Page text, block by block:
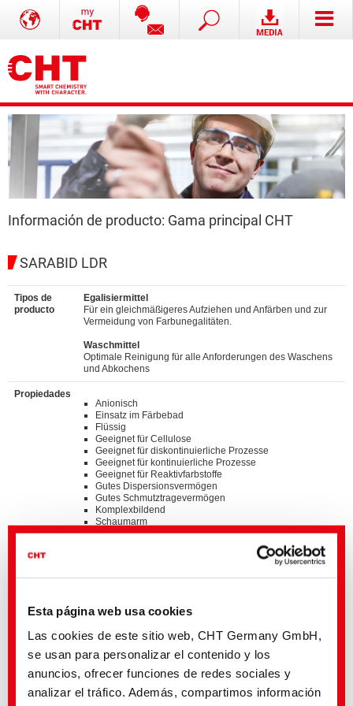
Esta página web usa cookies
Las cookies de este sitio web, CHT Germany GmbH,
se usan para personalizar el contenido y los
anuncios, ofrecer funciones de redes sociales y
analizar el tráfico. Además, compartimos información
Información de producto: Gama principal CHT
SARABID LDR
Tipos de
producto
Egalisiermittel
Für ein gleichmäßigeres Aufziehen und Anfärben und zur
Vermeidung von Farbunegalitäten.
Waschmittel
Optimale Reinigung für alle Anforderungen des Waschens
und Abkochens
Propiedades
Anionisch
Einsatz im Färbebad
Flüssig
Geeignet für Cellulose
Geeignet für diskontinuierliche Prozesse
Geeignet für kontinuierliche Prozesse
Geeignet für Reaktivfarbstoffe
Gutes Dispersionsvermögen
Gutes Schmutztragevermögen
Komplexbildend
Schaumarm
Standards
GOTS approved input (colorant/textile auxiliary) by
Suitable for application on textile articles intended to fulfil
the requirements of the OEKO-TEX
STANDARD 100
product class I-IV
Listed on “The List by INDITEX” with AA
Detalles y descargas de listas